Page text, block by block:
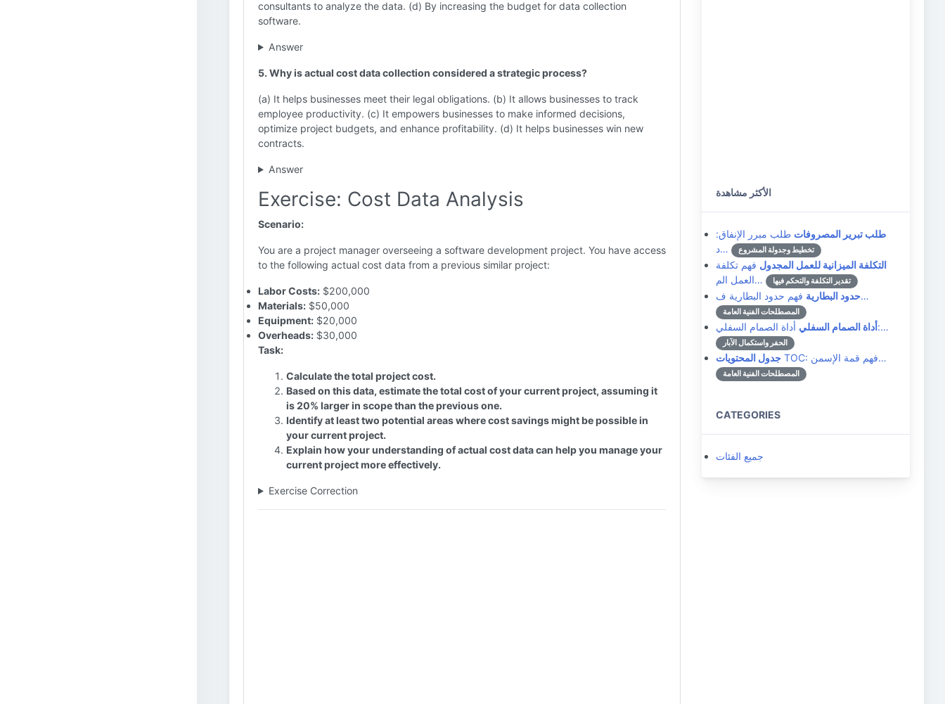
consultants to analyze the data. (d) By increasing the budget for data collection
software.
Answer
5. Why is actual cost data collection considered a strategic process?
(a) It helps businesses meet their legal obligations. (b) It allows businesses to track
employee productivity. (c) It empowers businesses to make informed decisions,
optimize project budgets, and enhance profitability. (d) It helps businesses win new
contracts.
Answer
Exercise: Cost Data Analysis
Scenario:
You are a project manager overseeing a software development project. You have access
to the following actual cost data from a previous similar project:
Labor Costs: $200,000
Materials: $50,000
Equipment: $20,000
Overheads: $30,000
Task:
Calculate the total project cost.
Based on this data, estimate the total cost of your current project, assuming it
is 20% larger in scope than the previous one.
Identify at least two potential areas where cost savings might be possible in
your current project.
Explain how your understanding of actual cost data can help you manage your
current project more effectively.
Exercise Correction
الأكثر مشاهدة
طلب تبرير المصروفات طلب مبرر الإنفاق:
د…
تخطيط وجدولة المشروع
التكلفة الميزانية للعمل المجدول فهم تكلفة
العمل الم…
تقدير التكلفة والتحكم فيها
حدود البطاريةفهم حدود البطارية ف…
المصطلحات الفنية العامة
أداة الصمام السفليأداة الصمام السفلي:…
الحفر واستكمال الآبار
جدول المحتويات TOC: فهم قمة الإسمن…
المصطلحات الفنية العامة
CATEGORIES
جميع الفئات